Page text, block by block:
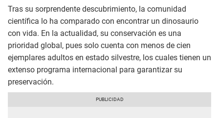
Tras su sorprendente descubrimiento, la comunidad
científica lo ha comparado con encontrar un dinosaurio
con vida. En la actualidad, su conservación es una
prioridad global, pues solo cuenta con menos de cien
ejemplares adultos en estado silvestre, los cuales tienen un
extenso programa internacional para garantizar su
preservación.